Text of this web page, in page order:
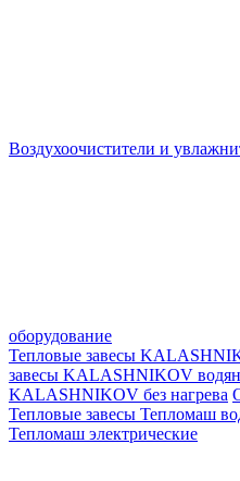
Воздухоочистители и
оборудование
Тепловые завесы
завесы KALASHNIKOV
KALASHNIKOV без нагрева
Тепловые завесы Тепломаш
Тепломаш электрические